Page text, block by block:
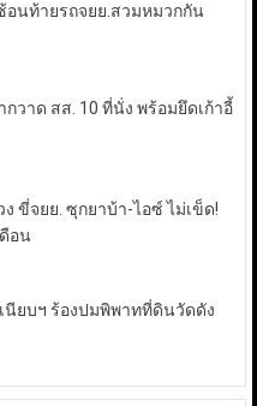
อนท้ายรถจยย.สวมหมวกกัน
กวาด สส. 10 ที่นั่ง พร้อมยึดเก้าอี้
ขี่จยย. ซุกยาบ้า-ไอซ์ ไม่เข็ด!
อน
นียบฯ ร้องปมพิพาทที่ดินวัดดัง